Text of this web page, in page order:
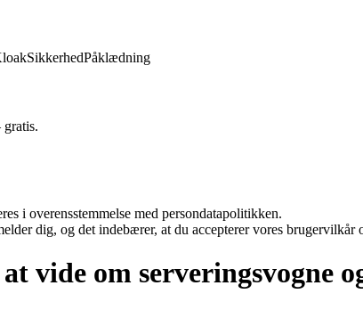
SikkerhedPåklædning
gratis.
i overensstemmelse med persondatapolitikken.
dig, og det indebærer, at du accepterer vores
vide om serveringsvogne